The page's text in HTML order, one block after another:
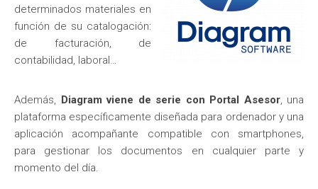
determinados materiales en
función de su catalogación:
de facturación, de
contabilidad, laboral…
Además, Diagram viene de serie con Portal Asesor, una
plataforma específicamente diseñada para ordenador y una
aplicación acompañante compatible con smartphones,
para gestionar los documentos en cualquier parte y
momento del día.